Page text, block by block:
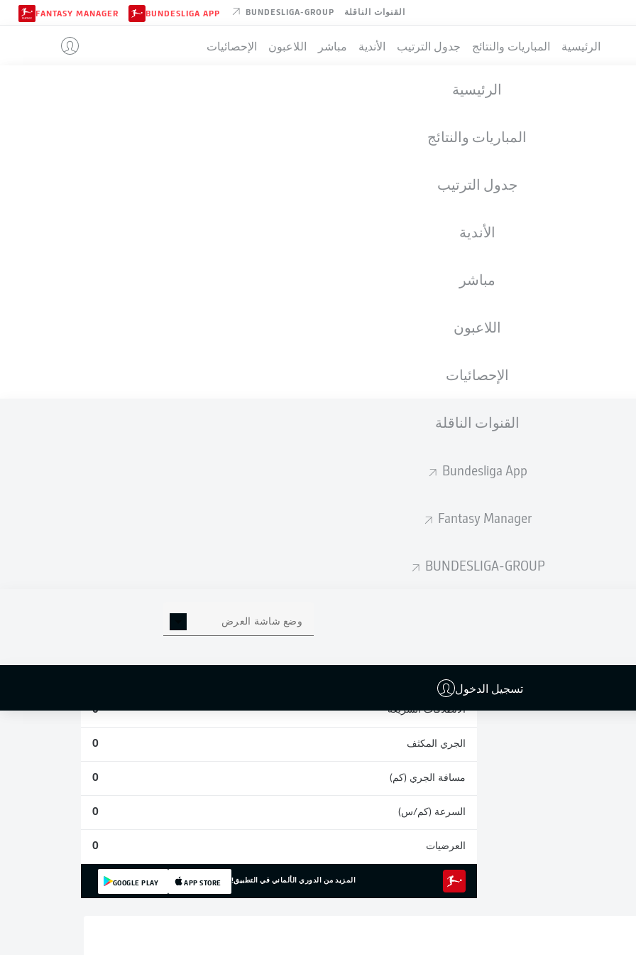
القنوات الناقلة BUNDESLIGA-GROUP
BUNDESLIGA APP
FANTASY MANAGER
الرئيسية المباريات والنتائج جدول الترتيب الأندية مباشر اللاعبون الإحصائيات
الرئيسية
المباريات والنتائج
جدول الترتيب
الأندية
مباشر
اللاعبون
الإحصائيات
القنوات الناقلة
Bundesliga App
Fantasy Manager
BUNDESLIGA-GROUP
وضع شاشة العرض
تسجيل الدخول
25.01.2003
إحصائيات موسم 2024/2025
الانطلاقات السريعة 0
الجري المكثف 0
مسافة الجري (كم) 0
السرعة (كم/س) 0
العرضيات 0
المزيد من الدوري الألماني في التطبيق! APP STORE
GOOGLE PLAY